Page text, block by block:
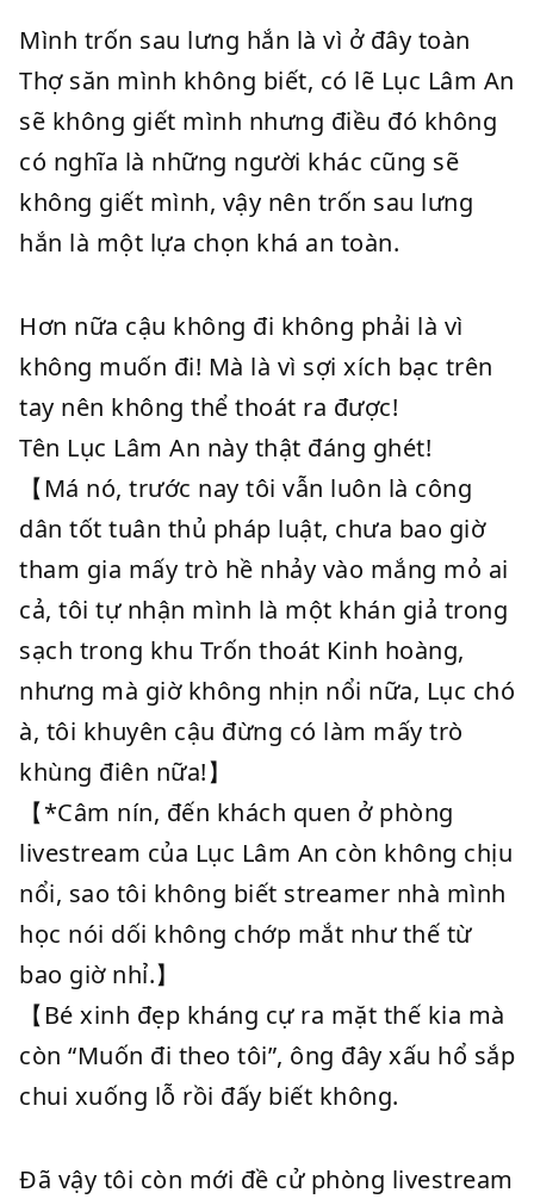
Mình trốn sau lưng hắn là vì ở đây toàn
Thợ săn mình không biết, có lẽ Lục Lâm An
sẽ không giết mình nhưng điều đó không
có nghĩa là những người khác cũng sẽ
không giết mình, vậy nên trốn sau lưng
hắn là một lựa chọn khá an toàn.
Hơn nữa cậu không đi không phải là vì
không muốn đi! Mà là vì sợi xích bạc trên
tay nên không thể thoát ra được!
Tên Lục Lâm An này thật đáng ghét!
【Má nó, trước nay tôi vẫn luôn là công
dân tốt tuân thủ pháp luật, chưa bao giờ
tham gia mấy trò hề nhảy vào mắng mỏ ai
cả, tôi tự nhận mình là một khán giả trong
sạch trong khu Trốn thoát Kinh hoàng,
nhưng mà giờ không nhịn nổi nữa, Lục chó
à, tôi khuyên cậu đừng có làm mấy trò
khùng điên nữa!】
【*Câm nín, đến khách quen ở phòng
livestream của Lục Lâm An còn không chịu
nổi, sao tôi không biết streamer nhà mình
học nói dối không chớp mắt như thế từ
bao giờ nhỉ.】
【Bé xinh đẹp kháng cự ra mặt thế kia mà
còn “Muốn đi theo tôi”, ông đây xấu hổ sắp
chui xuống lỗ rồi đấy biết không.
Đã vậy tôi còn mới đề cử phòng livestream